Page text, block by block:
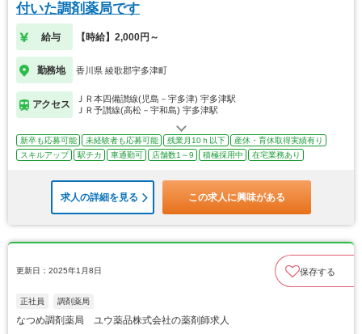
付いた調剤薬局です
給与 【時給】2,000円～
勤務地 香川県 綾歌郡宇多津町
アクセス
ＪＲ本四備讃線(児島－宇多津) 宇多津駅
ＪＲ予讃線(高松－宇和島) 宇多津駅
新卒も応募可能 未経験者も応募可能 残業月10ｈ以下
産休・育休取得実績有り
スキルアップ
駅チカ 車通勤可 店舗数1～9 積極採用中 在宅業務あり
求人の詳細を見る この求人に興味がある
更新日：2025年1月8日 保存する
正社員 調剤薬局
なつめ調剤薬局 ユウ薬品株式会社の薬剤師求人